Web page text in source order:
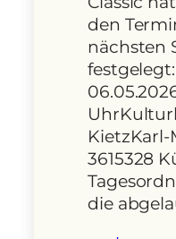
den
nächsten
KietzKarl-
3615328
die